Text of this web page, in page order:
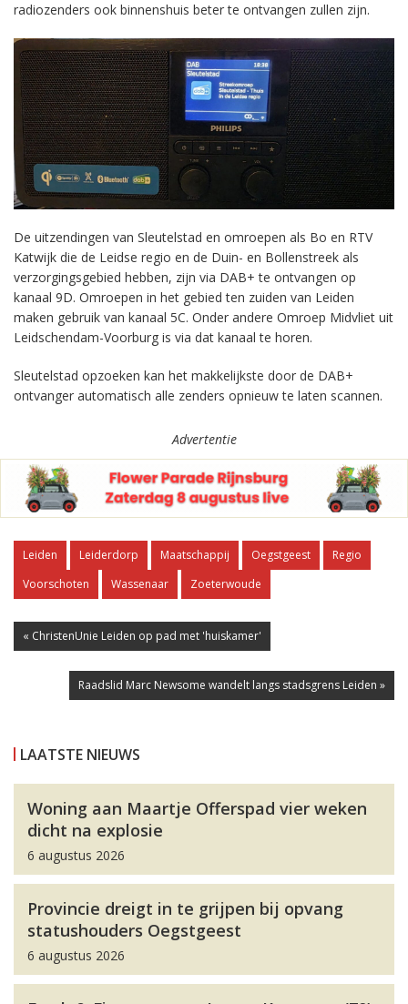
radiozenders ook binnenshuis beter te ontvangen zullen zijn.
De uitzendingen van Sleutelstad en omroepen als Bo en RTV
Katwijk die de Leidse regio en de Duin- en Bollenstreek als
verzorgingsgebied hebben, zijn via DAB+ te ontvangen op
kanaal 9D. Omroepen in het gebied ten zuiden van Leiden
maken gebruik van kanaal 5C. Onder andere Omroep Midvliet uit
Leidschendam-Voorburg is via dat kanaal te horen.
Sleutelstad opzoeken kan het makkelijkste door de DAB+
ontvanger automatisch alle zenders opnieuw te laten scannen.
Advertentie
Leiden Leiderdorp Maatschappij Oegstgeest
Regio
Voorschoten
Wassenaar Zoeterwoude
« ChristenUnie Leiden op pad met 'huiskamer'
Raadslid Marc Newsome wandelt langs stadsgrens Leiden »
LAATSTE NIEUWS
Woning aan Maartje Offerspad vier weken
dicht na explosie
6 augustus 2026
Provincie dreigt in te grijpen bij opvang
statushouders Oegstgeest
6 augustus 2026